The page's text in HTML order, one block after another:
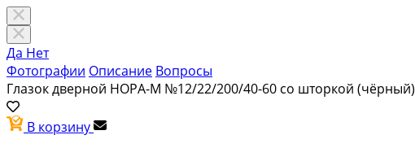
Да Нет
Фотографии Описание Вопросы
Глазок дверной НОРА-М №12/22/200/40-60 со шторкой (чёрный)
В корзину